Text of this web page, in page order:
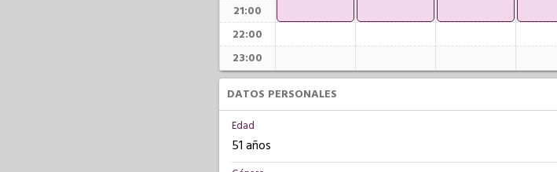
21:00
22:00
23:00
DATOS PERSONALES
Edad
51 años